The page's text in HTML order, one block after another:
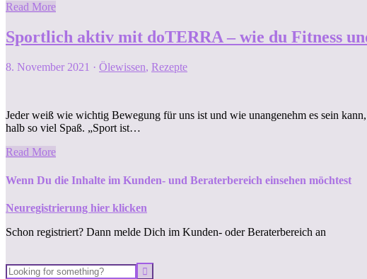
Read More
Sportlich aktiv mit doTERRA – wie du Fitness
8. November 2021 · Ölewissen, Rezepte
Jeder weiß wie wichtig Bewegung für uns ist und wie unangenehm es sein
halb so viel Spaß. „Sport ist…
Read More
Wenn Du die Inhalte im Kunden- und Beraterbereich einsehen möchtest
Neuregistrierung hier klicken
Schon registriert? Dann melde Dich im Kunden- oder Beraterbereich an